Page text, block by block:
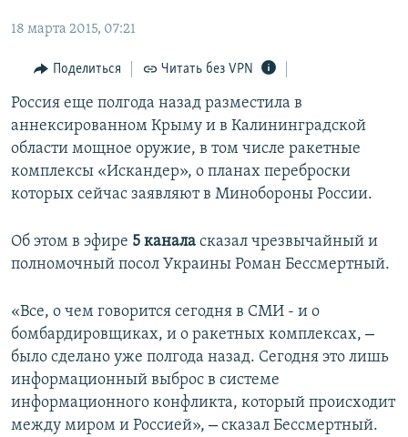
Вернутся
поиску
ИНТЕРАКТИВ
ИНФОГРАФИКА
ТЕЛЕПРОЕКТ КРЫМ.РЕАЛИИ
СОВЕТЫ ПРАВОЗАЩИТНИКОВ
ПРОПАВШИЕ БЕЗ ВЕСТИ
ПОБЕДИТЕЛЕЙ НЕ СУДЯТ?
КРЫМ.НЕПОКОРЕННЫЙ
ELIFBE
РАДІО СВОБОДА
КАК ОБОЙТИ БЛОКИРОВКУ
Українською
Qırımtatar
ПРИСОЕДИНЯЙТЕСЬ!
Все сайты RFE/RL
18 марта 2015, 07:21
Поделиться Читать без VPN
Россия еще полгода назад разместила в
аннексированном Крыму и в Калининградской
области мощное оружие, в том числе ракетные
комплексы «Искандер», о планах переброски
которых сейчас заявляют в Минобороны России.
Об этом в эфире 5 канала сказал чрезвычайный и
полномочный посол Украины Роман Бессмертный.
«Все, о чем говорится сегодня в СМИ - и о
бомбардировщиках, и о ракетных комплексах, –
было сделано уже полгода назад. Сегодня это лишь
информационный выброс в системе
информационного конфликта, который происходит
между миром и Россией», – сказал Бессмертный.